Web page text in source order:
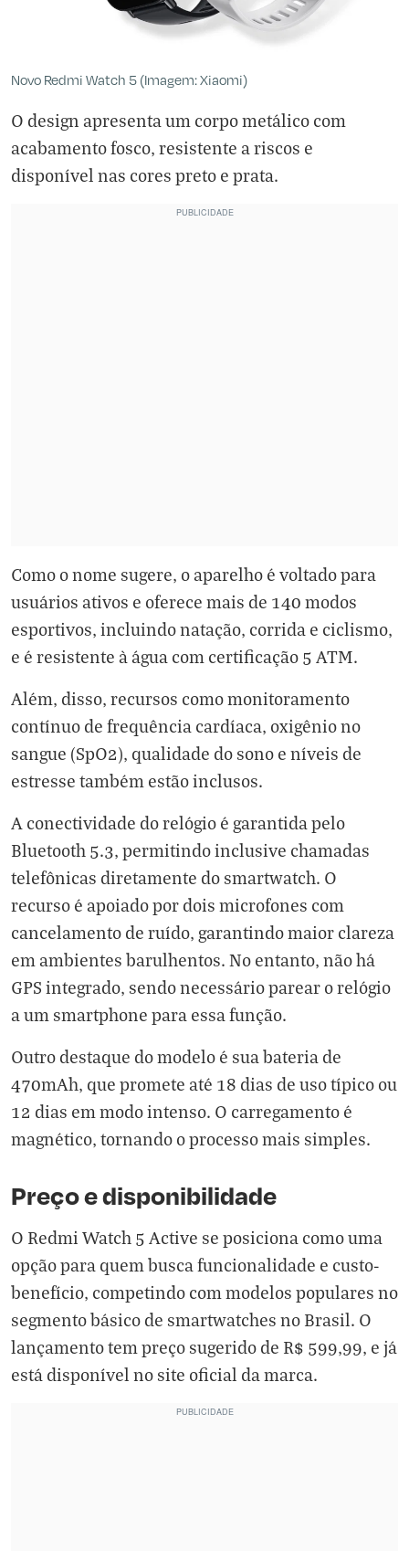
Novo Redmi Watch 5 (Imagem: Xiaomi)
O design apresenta um corpo metálico com
acabamento fosco, resistente a riscos e
disponível nas cores preto e prata.
Como o nome sugere, o aparelho é voltado para
usuários ativos e oferece mais de 140 modos
esportivos, incluindo natação, corrida e ciclismo,
e é resistente à água com certificação 5 ATM.
Além, disso, recursos como monitoramento
contínuo de frequência cardíaca, oxigênio no
sangue (SpO2), qualidade do sono e níveis de
estresse também estão inclusos.
A conectividade do relógio é garantida pelo
Bluetooth 5.3, permitindo inclusive chamadas
telefônicas diretamente do smartwatch. O
recurso é apoiado por dois microfones com
cancelamento de ruído, garantindo maior clareza
em ambientes barulhentos. No entanto, não há
GPS integrado, sendo necessário parear o relógio
a um smartphone para essa função.
Outro destaque do modelo é sua bateria de
470mAh, que promete até 18 dias de uso típico ou
12 dias em modo intenso. O carregamento é
magnético, tornando o processo mais simples.
Preço e disponibilidade
O Redmi Watch 5 Active se posiciona como uma
opção para quem busca funcionalidade e custo-
benefício, competindo com modelos populares no
segmento básico de smartwatches no Brasil. O
lançamento tem preço sugerido de R$ 599,99, e já
está disponível no site oficial da marca.